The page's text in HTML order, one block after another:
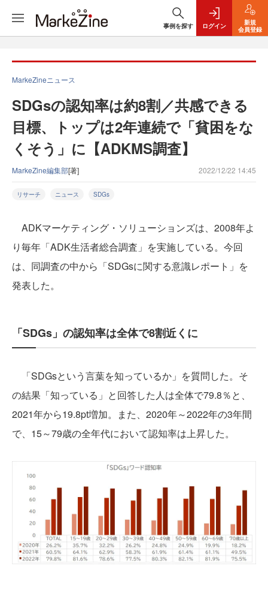
事例を探す ログイン
新規
会員登録
MarkeZineニュース
SDGsの認知率は約8割／共感できる
目標、トップは2年連続で「貧困をな
くそう」に【ADKMS調査】
MarkeZine編集部[著] 2022/12/22 14:45
リサーチ ニュース SDGs
ADKマーケティング・ソリューションズは、2008年よ
り毎年「ADK生活者総合調査」を実施している。今回
は、同調査の中から「SDGsに関する意識レポート」を
発表した。
「SDGs」の認知率は全体で8割近くに
「SDGsという言葉を知っているか」を質問した。そ
の結果「知っている」と回答した人は全体で79.8％と、
2021年から19.8pt増加。また、2020年～2022年の3年間
で、15～79歳の全年代において認知率は上昇した。